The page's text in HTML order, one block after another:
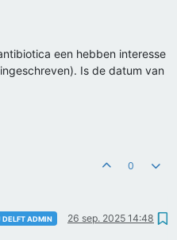
een hebben interesse
Is de datum van
0
DELFT ADMIN 26 sep. 2025 14:48